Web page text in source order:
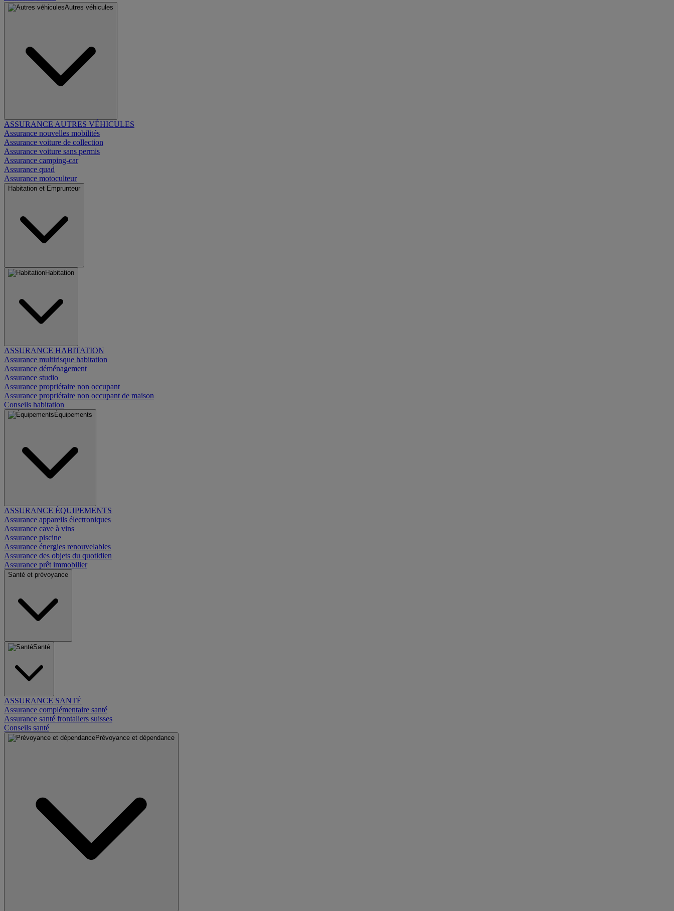
Autres véhicules
ASSURANCE AUTRES VÉHICULES
Assurance nouvelles mobilités
Assurance voiture de collection
Assurance voiture sans permis
Assurance camping-car
Assurance quad
Assurance motoculteur
Habitation et Emprunteur
Habitation
ASSURANCE HABITATION
Assurance multirisque habitation
Assurance déménagement
Assurance studio
Assurance propriétaire non occupant
Assurance propriétaire non occupant de maison
Conseils habitation
Équipements
ASSURANCE ÉQUIPEMENTS
Assurance appareils électroniques
Assurance cave à vins
Assurance piscine
Assurance énergies renouvelables
Assurance des objets du quotidien
Assurance prêt immobilier
Santé et prévoyance
Santé
ASSURANCE SANTÉ
Assurance complémentaire santé
Assurance santé frontaliers suisses
Conseils santé
Prévoyance et dépendance